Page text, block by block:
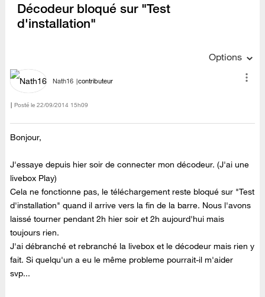
Décodeur bloqué sur "Test
d'installation"
Options
Nath16 contributeur
Posté le ‎22/09/2014 15h09
Bonjour,
J'essaye depuis hier soir de connecter mon décodeur. (J'ai une
livebox Play)
Cela ne fonctionne pas, le téléchargement reste bloqué sur "Test
d'installation" quand il arrive vers la fin de la barre. Nous l'avons
laissé tourner pendant 2h hier soir et 2h aujourd'hui mais
toujours rien.
J'ai débranché et rebranché la livebox et le décodeur mais rien y
fait. Si quelqu'un a eu le même probleme pourrait-il m'aider
svp...